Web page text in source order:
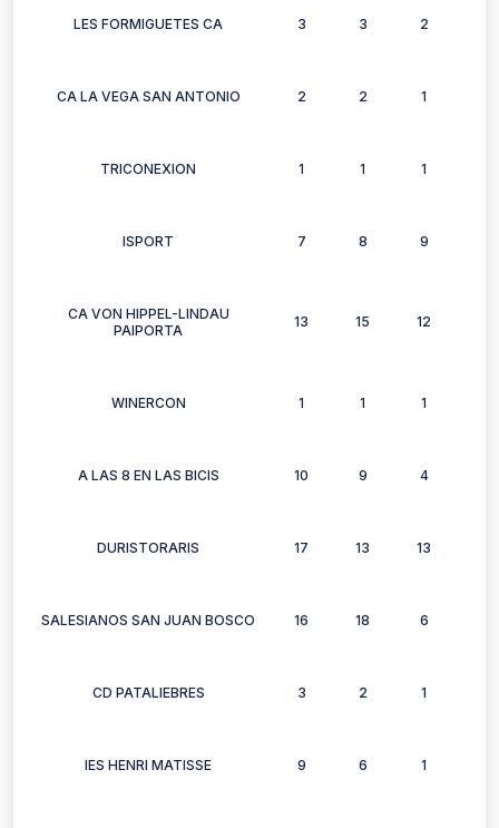
LES FORMIGUETES CA 3 3 2
CA LA VEGA SAN ANTONIO 2 2 1
TRICONEXION 1 1 1
ISPORT 7 8 9
CA VON HIPPEL-LINDAU
PAIPORTA
13 15 12
WINERCON 1 1 1
A LAS 8 EN LAS BICIS 10 9 4
DURISTORARIS 17 13 13
SALESIANOS SAN JUAN BOSCO 16 18 6
CD PATALIEBRES 3 2 1
IES HENRI MATISSE 9 6 1